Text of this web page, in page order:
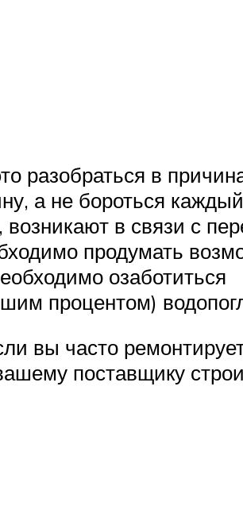
разобраться в
а не бороться
в связи с
продумать
озаботиться
процентом)
вы часто
поставщику